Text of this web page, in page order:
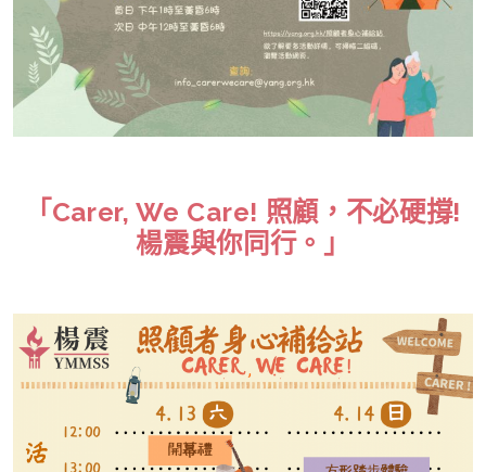
「Carer, We Care! 照顧，不必硬撐!
楊震與你同行。」